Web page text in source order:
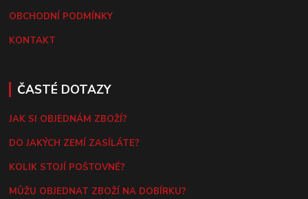
OBCHODNÍ PODMÍNKY
KONTAKT
ČASTÉ DOTAZY
JAK SI OBJEDNÁM ZBOŽÍ?
DO JAKÝCH ZEMÍ ZASÍLÁTE?
KOLIK STOJÍ POŠTOVNÉ?
MŮŽU OBJEDNAT ZBOŽÍ NA DOBÍRKU?